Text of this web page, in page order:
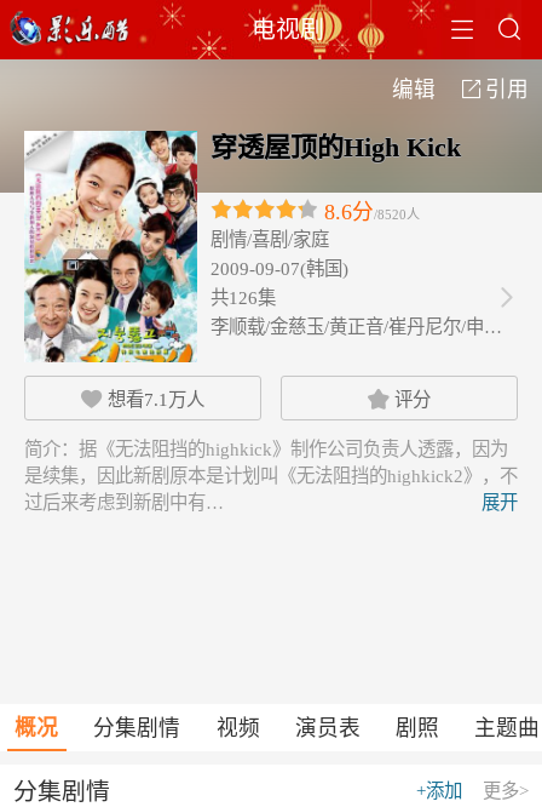
 
电视剧
编辑  引用
穿透屋顶的High Kick
8.6分/8520人
剧情/喜剧/家庭
2009-09-07(韩国)
共126集
李顺载/金慈玉/黄正音/崔丹尼尔/申世景…

 想看7.1万人  评分
简介： 据《无法阻挡的highkick》制作公司负责人透露，因为
是续集，因此新剧原本是计划叫《无法阻挡的highkick2》，不
过后来考虑到新剧中有…
展开
概况 分集剧情 视频 演员表 剧照 主题曲
更多>
+添加
分集剧情